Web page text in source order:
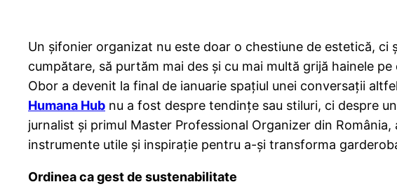
Un șifonier organizat nu este doar o chestiune de estetică, ci
cumpătare, să purtăm mai des și cu mai multă grijă hainele
Obor a devenit la final de ianuarie spațiul unei conversații
Humana Hub nu a fost despre tendințe sau stiluri, ci despre
jurnalist și primul Master Professional Organizer din
instrumente utile și inspirație pentru a-și transforma
Ordinea ca gest de sustenabilitate